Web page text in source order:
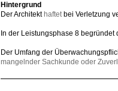
Hintergrund
Der Architekt haftetbei Verletzung
In der Leistungsphase 8
Der Umfang der
mangelnder Sachkunde oder